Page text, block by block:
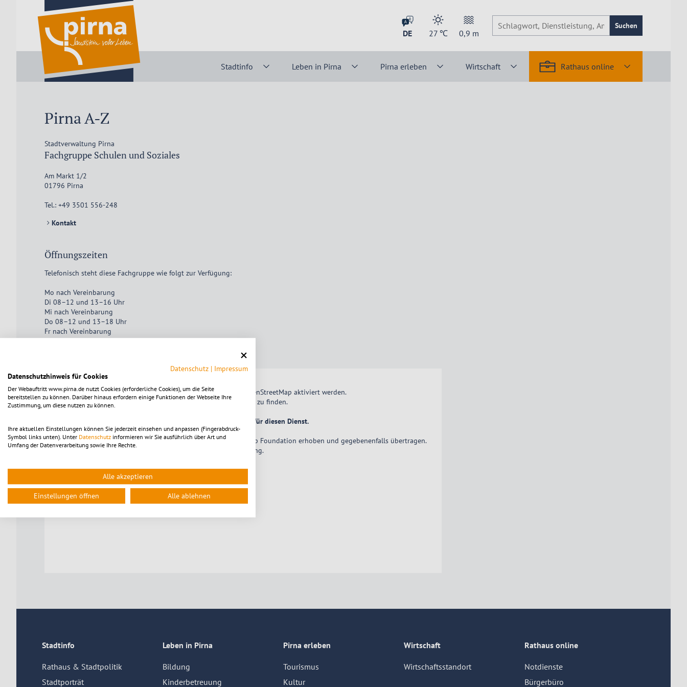
DE 27℃ 0,9 m
Suchen
Stadtinfo Leben in Pirna Pirna erleben Wirtschaft Rathaus online
Pirna A-Z
Stadtverwaltung Pirna
Fachgruppe Schulen und Soziales
Am Markt 1/2
01796 Pirna
Tel.:+49 3501 556-248
Kontakt
Öffnungszeiten
Telefonisch steht diese Fachgruppe wie folgt zur Verfügung:
Mo nach Vereinbarung
Di 08–12 und 13–16 Uhr
Mi nach Vereinbarung
Do 08–12 und 13–18 Uhr
Fr nach Vereinbarung
Für persönliche Besuche wird um vorherige Anmeldung gebeten.
Um die Karte ansehen zu können, muss die Dienstleistung OpenStreetMapaktiviert werden.
Die Einstellungen sind alternativ in der Kategorie "Funktional" zu finden.
Mit dem Klick auf diesen Hinweistext akzeptieren Sie Cookies für diesen Dienst.
Nach Aktivierung der Karte werden Daten von Open Street Map Foundation erhoben und gegebenenfalls übertragen.
Bitte beachten Sie die Hinweise in unserer
Datenschutzerklärung.
akzeptieren
Stadtinfo
Rathaus & Stadtpolitik
Stadtporträt
Leben in Pirna
Bildung
Kinderbetreuung
Pirna erleben
Tourismus
Kultur
Wirtschaft
Wirtschaftsstandort
Rathaus online
Notdienste
Bürgerbüro
Datenschutz | Impressum
Datenschutzhinweis für Cookies
Der Webauftritt www.pirna.de nutzt Cookies (erforderliche Cookies), um die Seite
bereitstellen zu können. Darüber hinaus erfordern einige Funktionen der Webseite Ihre
Zustimmung, um diese nutzen zu können.
Ihre aktuellen Einstellungen können Sie jederzeit einsehen und anpassen (Fingerabdruck-
Symbol links unten). Unter Datenschutz informieren wir Sie ausführlich über Art und
Umfang der Datenverarbeitung sowie Ihre Rechte.
Alle akzeptieren
Einstellungen öffnen Alle ablehnen